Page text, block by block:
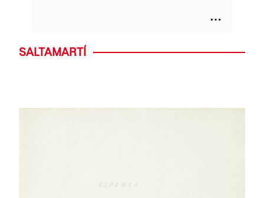
SALTAMARTÍ